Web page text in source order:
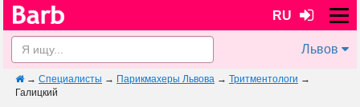
RU
Львов
→ Специалисты → Парикмахеры Львова → Тритментологи →
Галицкий